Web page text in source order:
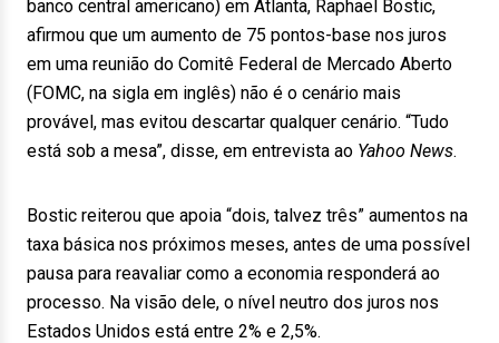
banco central americano) em Atlanta, Raphael Bostic,
afirmou que um aumento de 75 pontos-base nos juros
em uma reunião do Comitê Federal de Mercado Aberto
(FOMC, na sigla em inglês) não é o cenário mais
provável, mas evitou descartar qualquer cenário. “Tudo
está sob a mesa”, disse, em entrevista ao Yahoo News.
Bostic reiterou que apoia “dois, talvez três” aumentos na
taxa básica nos próximos meses, antes de uma possível
pausa para reavaliar como a economia responderá ao
processo. Na visão dele, o nível neutro dos juros nos
Estados Unidos está entre 2% e 2,5%.